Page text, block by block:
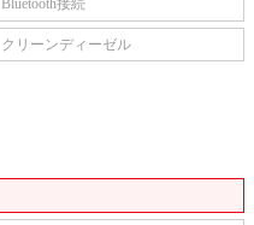
Bluetooth接続
クリーンディーゼル